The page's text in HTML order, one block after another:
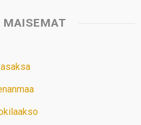
MAISEMAT